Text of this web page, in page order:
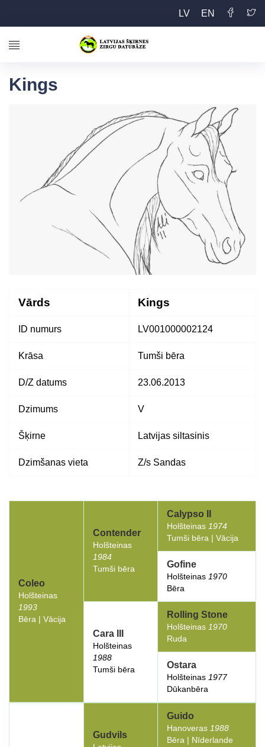
LV EN
Kings
Vārds Kings
ID numurs LV001000002124
Krāsa Tumši bēra
D/Z datums 23.06.2013
Dzimums V
Šķirne Latvijas siltasinis
Dzimšanas vieta Z/s Sandas
Coleo
Holšteinas
1993
Bēra | Vācija
Contender
Holšteinas
1984
Tumši bēra
Calypso II
Holšteinas 1974
Tumši bēra | Vācija
Gofine
Holšteinas 1970
Bēra
Cara III
Holšteinas
1988
Tumši bēra
Rolling Stone
Holšteinas 1970
Ruda
Ostara
Holšteinas 1977
Dūkanbēra
Gudvils
Guido
Hanoveras 1988
Bēra | Nīderlande